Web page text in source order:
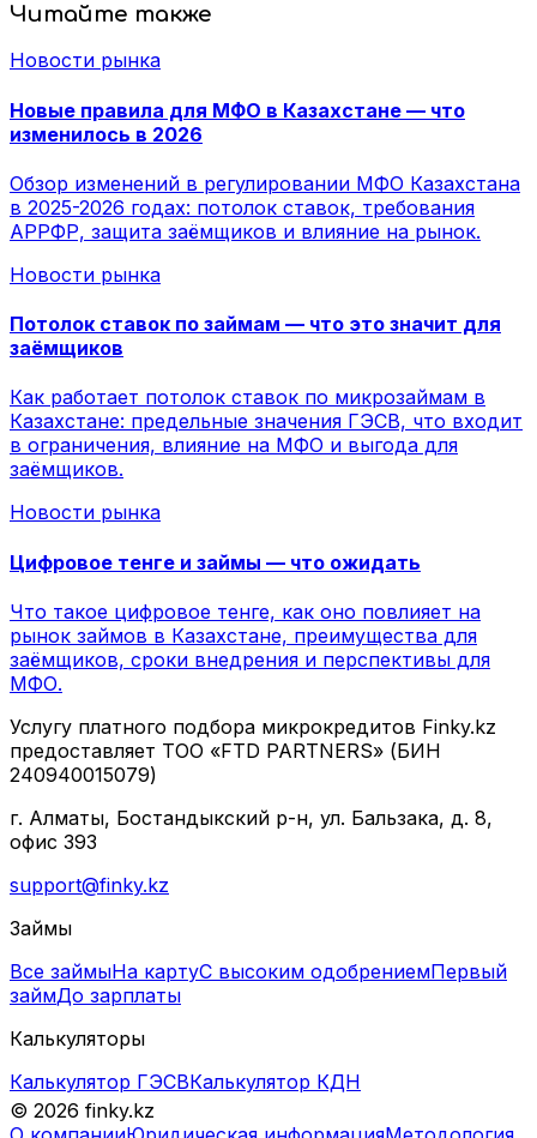
Читайте также
Новости рынка
Новые правила для МФО в Казахстане — что
изменилось в 2026
Обзор изменений в регулировании МФО Казахстана
в 2025-2026 годах: потолок ставок, требования
АРРФР, защита заёмщиков и влияние на рынок.
Новости рынка
Потолок ставок по займам — что это значит для
заёмщиков
Как работает потолок ставок по микрозаймам в
Казахстане: предельные значения ГЭСВ, что входит
в ограничения, влияние на МФО и выгода для
заёмщиков.
Новости рынка
Цифровое тенге и займы — что ожидать
Что такое цифровое тенге, как оно повлияет на
рынок займов в Казахстане, преимущества для
заёмщиков, сроки внедрения и перспективы для
МФО.
Услугу платного подбора микрокредитов Finky.kz
предоставляет ТОО «FTD PARTNERS» (БИН
240940015079)
г. Алматы, Бостандыкский р-н, ул. Бальзака, д. 8,
офис 393
support@finky.kz
Займы
Все займыНа картуС высоким одобрениемПервый
займДо зарплаты
Калькуляторы
Калькулятор ГЭСВКалькулятор КДН
© 2026 finky.kz